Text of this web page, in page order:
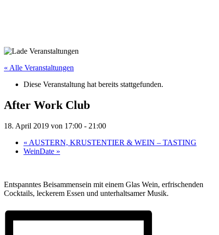
« Alle Veranstaltungen
Diese Veranstaltung hat bereits stattgefunden.
After Work Club
18. April 2019 von 17:00 - 21:00
« AUSTERN, KRUSTENTIER & WEIN – TASTING
WeinDate »
Entspanntes Beisammensein mit einem Glas Wein, erfrischenden
Cocktails, leckerem Essen und unterhaltsamer Musik.